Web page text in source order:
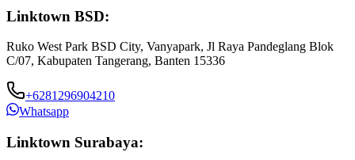
Linktown BSD:
Ruko West Park BSD City, Vanyapark, Jl Raya Pandeglang Blok
C/07, Kabupaten Tangerang, Banten 15336
+6281296904210
Whatsapp
Linktown Surabaya: